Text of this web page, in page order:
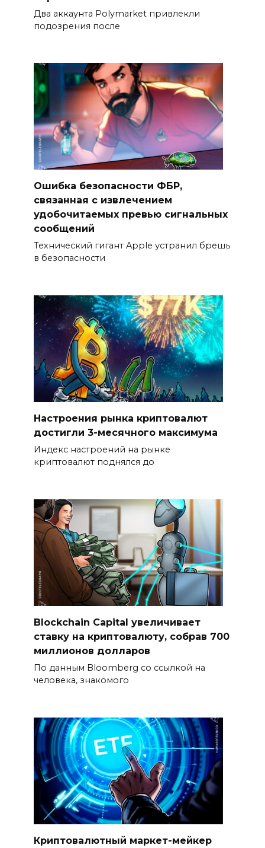
Два аккаунта Polymarket привлекли
подозрения после
Ошибка безопасности ФБР,
связанная с извлечением
удобочитаемых превью сигнальных
сообщений
Технический гигант Apple устранил брешь
в безопасности
Настроения рынка криптовалют
достигли 3-месячного максимума
Индекс настроений на рынке
криптовалют поднялся до
Blockchain Capital увеличивает
ставку на криптовалюту, собрав 700
миллионов долларов
По данным Bloomberg со ссылкой на
человека, знакомого
Криптовалютный маркет-мейкер